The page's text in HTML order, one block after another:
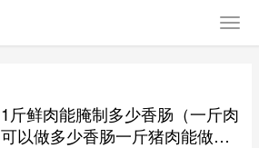
1斤鲜肉能腌制多少香肠（一斤肉
可以做多少香肠一斤猪肉能做多